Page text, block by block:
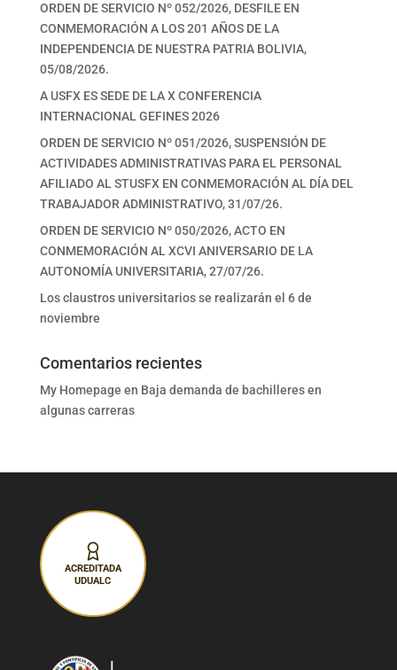
ORDEN DE SERVICIO Nº 052/2026, DESFILE EN
CONMEMORACIÓN A LOS 201 AÑOS DE LA
INDEPENDENCIA DE NUESTRA PATRIA BOLIVIA,
05/08/2026.
A USFX ES SEDE DE LA X CONFERENCIA
INTERNACIONAL GEFINES 2026
ORDEN DE SERVICIO Nº 051/2026, SUSPENSIÓN DE
ACTIVIDADES ADMINISTRATIVAS PARA EL PERSONAL
AFILIADO AL STUSFX EN CONMEMORACIÓN AL DÍA DEL
TRABAJADOR ADMINISTRATIVO, 31/07/26.
ORDEN DE SERVICIO Nº 050/2026, ACTO EN
CONMEMORACIÓN AL XCVI ANIVERSARIO DE LA
AUTONOMÍA UNIVERSITARIA, 27/07/26.
Los claustros universitarios se realizarán el 6 de
noviembre
Comentarios recientes
My Homepage en Baja demanda de bachilleres en
algunas carreras
ACREDITADA
UDUALC